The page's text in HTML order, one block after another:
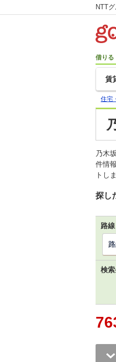
NTT
借りる
賃
住宅
乃木
件情
トし
探し
路線
検